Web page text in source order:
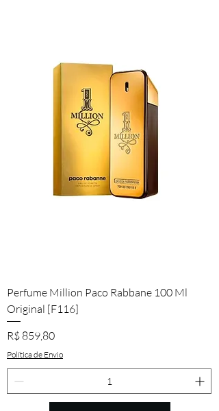
Perfume Million Paco Rabbane 100 Ml
Original [F116]
Preço
R$ 859,80
Política de Envio